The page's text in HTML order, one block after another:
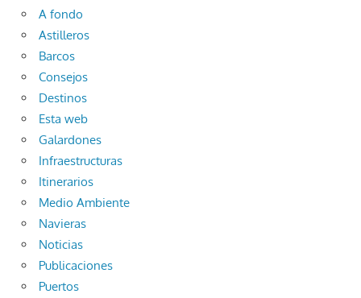
A fondo
Astilleros
Barcos
Consejos
Destinos
Esta web
Galardones
Infraestructuras
Itinerarios
Medio Ambiente
Navieras
Noticias
Publicaciones
Puertos